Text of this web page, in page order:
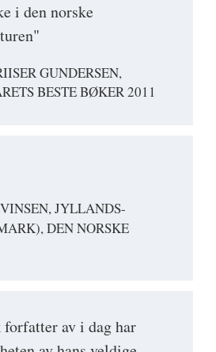
i den norske
GUNDERSEN,
BESTE BØKER 2011
JYLLANDS-
DEN NORSKE
forfatter av i dag har